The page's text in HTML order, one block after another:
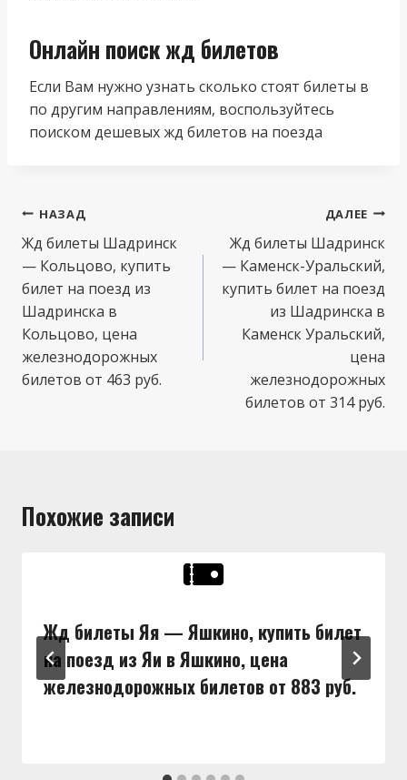
Онлайн поиск жд билетов
Если Вам нужно узнать сколько стоят билеты в
по другим направлениям, воспользуйтесь
поиском дешевых жд билетов на поезда
Навигация
по
записям
НАЗАД
Жд билеты Шадринск
— Кольцово, купить
билет на поезд из
Шадринска в
Кольцово, цена
железнодорожных
билетов от 463 руб.
ДАЛЕЕ
Жд билеты Шадринск
— Каменск-Уральский,
купить билет на поезд
из Шадринска в
Каменск Уральский,
цена
железнодорожных
билетов от 314 руб.
Похожие записи
Жд билеты Яя — Яшкино, купить билет
на поезд из Яи в Яшкино, цена
железнодорожных билетов от 883 руб.